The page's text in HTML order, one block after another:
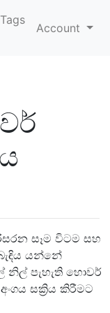
Tags
Account
සෑම විටම සහ
යන්නේ
නිල් පැහැති හොවර්
සක්‍රිය කිරීමට